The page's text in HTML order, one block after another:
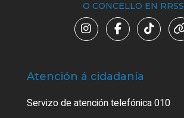
O CONCELLO EN RRSS
Atención á cidadanía
Servizo de atención telefónica 010